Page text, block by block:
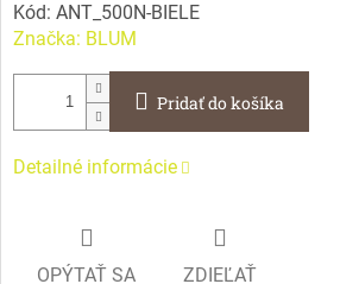
Kód: ANT_500N-BIELE
Značka: BLUM
Pridať do košíka
Detailné informácie
OPÝTAŤ SA ZDIEĽAŤ